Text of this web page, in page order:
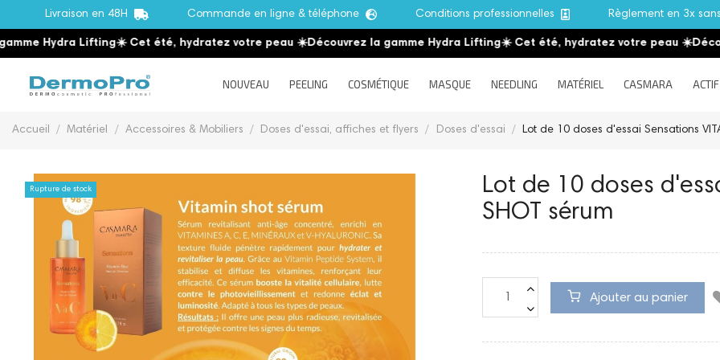
Livraison en 48H Commande en ligne & téléphone Conditions professionnelles Règlement en 3x
Hydra Lifting☀️ Cet été, hydratez votre peau ☀️Découvrez la gamme Hydra Lifting☀️ Cet été, hydratez votre peau ☀️
NOUVEAU PEELING COSMÉTIQUE MASQUE NEEDLING MATÉRIEL CASMARA ACTIF
Accueil Matériel Accessoires & Mobiliers Doses d'essai, affiches et flyers Doses d'essai Lot de 10 doses d'essai Sensations
Rupture de stock
Lot de 10 doses
SHOT sérum
Ajouter au panier